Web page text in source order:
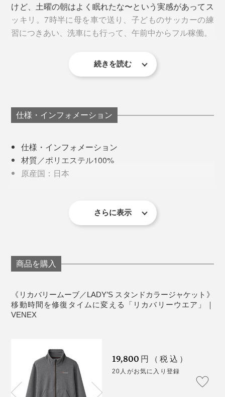
写真左／総合格闘家の所英男（ところひでお）さん 右／ライフセーバーの堀部
結里花（ほりべゆりか）さん ※VENEXカタログ掲載のイメージ画像
ど、頭や体を働かせたい時。特に、車の運転では眠気を
感じる場合がありますので、ご注意ください。
『VENEX』シリーズ一覧はこちら＞
けど、土曜の朝はよく眠れたな〜という実感があってス
ッキリ。7時半に母を車で送り、子どものサッカーの練
習につきあい、洗車にも行って、午前中からフル稼働。
いつも週末の朝はボ〜ッとしてなかなか動き出せないん
スクもするっとこなせたし。 寝る時に着るモノって大
切なんだなぁ」
試す前はかなり消極的だったのに、180度印象が転換。
ただ、柿山は肌にピッタリするものが苦手で、タイツは
という感想は出ませんでした。
私はむしろタイツが特にお気に入り。年齢とともに筋肉
が減ってきたせいか、寝る時に太ももやふくらはぎあた
続きを読む
仕様・インフォメーション
仕様・インフォメーション
材質／ポリエステル100%
原産国：日本
※１〜2cmの誤差は予めご了承ください。
さらに表示
商品を購入
《リカバリームーブ／LADY’S スタンドカラージャケット》
移動時間を修復タイムに変える「リカバリーウエア」｜
VENEX
19,800 円（税込）
20人がお気に入り登録